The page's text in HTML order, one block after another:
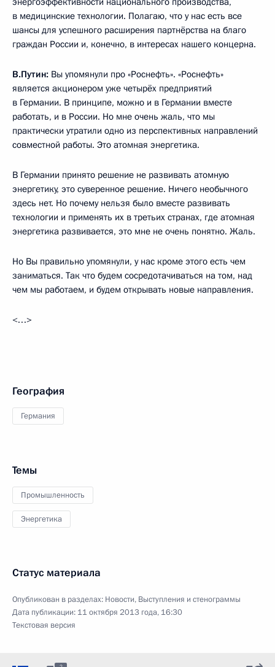
в медицинские технологии. Полагаю, что у нас есть все
шансы для успешного расширения партнёрства на благо
граждан России и, конечно, в интересах нашего концерна.
В.Путин: Вы упомянули про «Роснефть». «Роснефть»
является акционером уже четырёх предприятий
в Германии. В принципе, можно и в Германии вместе
работать, и в России. Но мне очень жаль, что мы
практически утратили одно из перспективных направлений
совместной работы. Это атомная энергетика.
В Германии принято решение не развивать атомную
энергетику, это суверенное решение. Ничего необычного
здесь нет. Но почему нельзя было вместе развивать
технологии и применять их в третьих странах, где атомная
энергетика развивается, это мне не очень понятно. Жаль.
Но Вы правильно упомянули, у нас кроме этого есть чем
заниматься. Так что будем сосредотачиваться на том, над
чем мы работаем, и будем открывать новые направления.
<…>
География
Германия
Темы
Промышленность
Энергетика
Статус материала
Опубликован в разделах: Новости, Выступления и стенограммы
Дата публикации: 11 октября 2013 года, 16:30
Текстовая версия